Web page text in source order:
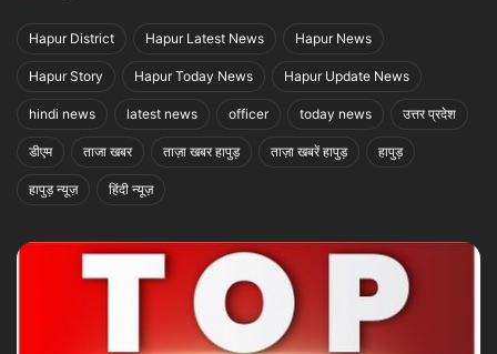
Hapur District Hapur Latest News Hapur News
Hapur Story Hapur Today News Hapur Update News
hindi news latest news officer today news उत्तर प्रदेश
डीएम ताजा खबर ताज़ा खबर हापुड़ ताज़ा खबरें हापुड़ हापुड़
हापुड़ न्यूज़ हिंदी न्यूज़